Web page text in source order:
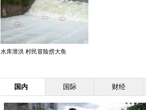
水库泄洪 村民冒险捞大鱼
国内 国际 财经